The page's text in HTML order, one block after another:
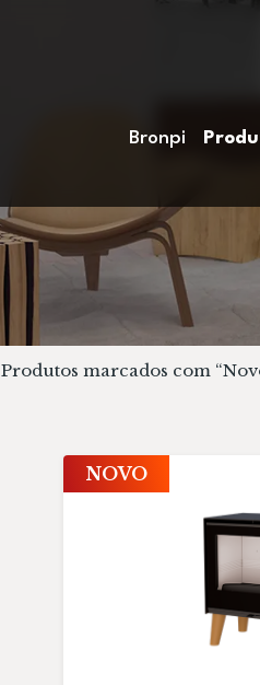
Bronpi
Produtos marcados com
NOVO